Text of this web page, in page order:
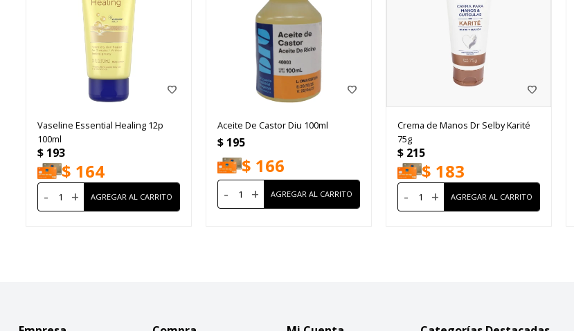
Vaseline Essential Healing 12p
100ml
$ 193
$ 164
- +
Aceite De Castor Diu 100ml
$ 195
$ 166
- +
Crema de Manos Dr Selby Karité
75g
$ 215
$ 183
- +